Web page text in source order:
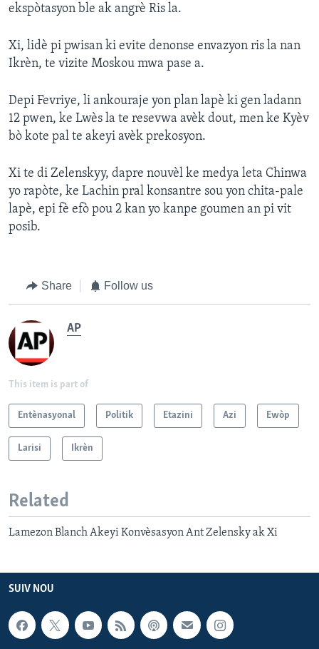
ekspòtasyon ble ak angrè Ris la.
Xi, lidè pi pwisan ki evite denonse envazyon ris la nan
Ikrèn, te vizite Moskou mwa pase a.
Depi Fevriye, li ankouraje yon plan lapè ki gen ladann
12 pwen, ke Lwès la te resevwa avèk dout, men ke Kyèv
bò kote pal te akeyi avèk prekosyon.
Xi te di Zelenskyy, dapre nouvèl ke medya leta Chinwa
yo rapòte, ke Lachin pral konsantre sou yon chita-pale
lapè, epi fè efò pou 2 kan yo kanpe goumen an pi vit
posib.
Share Follow us
AP
This item is part of
Entènasyonal Politik Etazini Azi Ewòp
Larisi Ikrèn
Related
Lamezon Blanch Akeyi Konvèsasyon Ant Zelensky ak Xi
SUIV NOU